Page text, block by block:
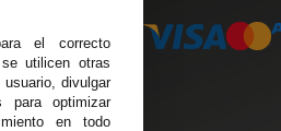
3
14
el correcto
utilicen otras
divulgar
para optimizar
en todo